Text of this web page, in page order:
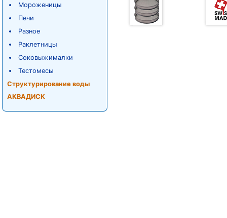
Мороженицы
Печи
Разное
Раклетницы
Соковыжималки
Тестомесы
Структурирование воды
АКВАДИСК